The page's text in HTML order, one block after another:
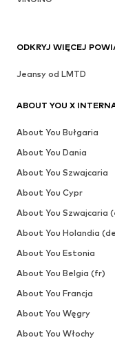
ODKRYJ WIĘCEJ
Jeansy od LMTD
ABOUT YOU X
About You Bułgaria
About You Dania
About You Szwajcaria
About You Cypr
About You Szwajcaria
About You Holandia
About You Estonia
About You Belgia (fr)
About You Francja
About You Węgry
About You Włochy